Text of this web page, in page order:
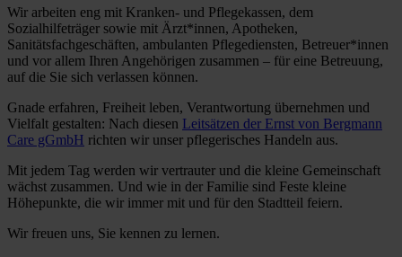
Wir arbeiten eng mit Kranken- und Pflegekassen, dem
Sozialhilfeträger sowie mit Ärzt*innen, Apotheken,
Sanitätsfachgeschäften, ambulanten Pflegediensten, Betreuer*innen
und vor allem Ihren Angehörigen zusammen – für eine Betreuung,
auf die Sie sich verlassen können.
Gnade erfahren, Freiheit leben, Verantwortung übernehmen und
Vielfalt gestalten: Nach diesen Leitsätzen der Ernst von Bergmann
Care gGmbH richten wir unser pflegerisches Handeln aus.
Mit jedem Tag werden wir vertrauter und die kleine Gemeinschaft
wächst zusammen. Und wie in der Familie sind Feste kleine
Höhepunkte, die wir immer mit und für den Stadtteil feiern.
Wir freuen uns, Sie kennen zu lernen.